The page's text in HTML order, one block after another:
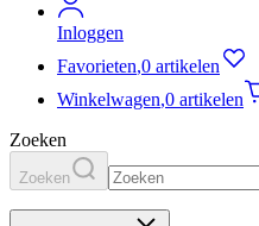
Inloggen
Favorieten,0 artikelen
Winkelwagen,0 artikelen
Zoeken
Zoeken